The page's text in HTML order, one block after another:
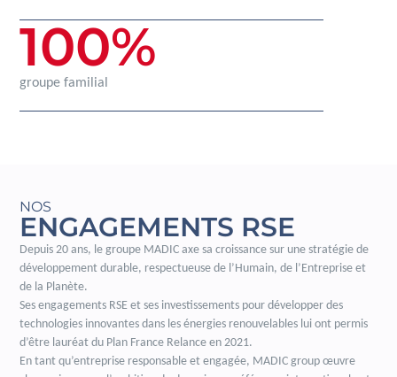
groupe familial
100%
NOS
ENGAGEMENTS RSE
Depuis 20 ans, le groupe MADIC axe sa croissance sur une stratégie de
développement durable, respectueuse de l’Humain, de l’Entreprise et
de la Planète.
Ses engagements RSE et ses investissements pour développer des
technologies innovantes dans les énergies renouvelables lui ont permis
d’être lauréat du Plan France Relance en 2021.
En tant qu’entreprise responsable et engagée, MADIC group œuvre